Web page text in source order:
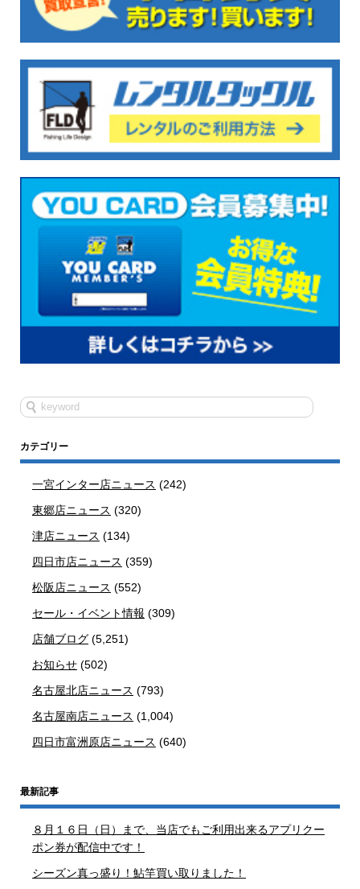
カテゴリー
一宮インター店ニュース (242)
東郷店ニュース (320)
津店ニュース (134)
四日市店ニュース (359)
松阪店ニュース (552)
セール・イベント情報 (309)
店舗ブログ (5,251)
お知らせ (502)
名古屋北店ニュース (793)
名古屋南店ニュース (1,004)
四日市富洲原店ニュース (640)
最新記事
８月１６日（日）まで、当店でもご利用出来るアプリクー
ポン券が配信中です！
シーズン真っ盛り！鮎竿買い取りました！